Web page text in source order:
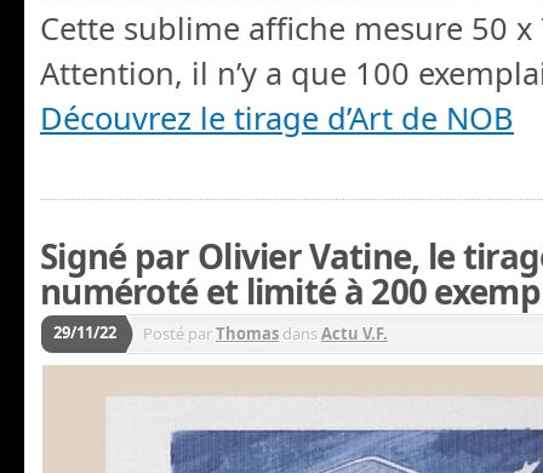
Cette sublime affiche mesure 50 x
Attention, il n’y a que 100
Découvrez le tirage d’Art de NOB
Signé par Olivier Vatine, le
numéroté et limité à 200
29/11/22 Posté parThomas dansActu V.F.